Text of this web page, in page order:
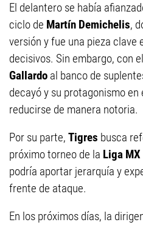
El delantero se había
ciclo de Martín Demichelis,
versión y fue una pieza clave
decisivos. Sin embargo, con el
Gallardo al banco de
decayó y su protagonismo
reducirse de manera notoria.
Por su parte, Tigres busca
próximo torneo de la Liga MX
podría aportar jerarquía y
frente de ataque.
En los próximos días, la